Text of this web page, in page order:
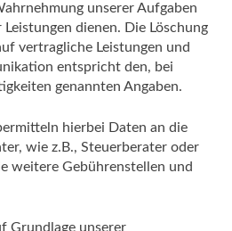
unserer Aufgaben
dienen. Die Löschung
vertragliche Leistungen und
entspricht den, bei
genannten Angaben.
hierbei Daten an die
wie z.B., Steuerberater oder
weitere Gebührenstellen und
Grundlage unserer